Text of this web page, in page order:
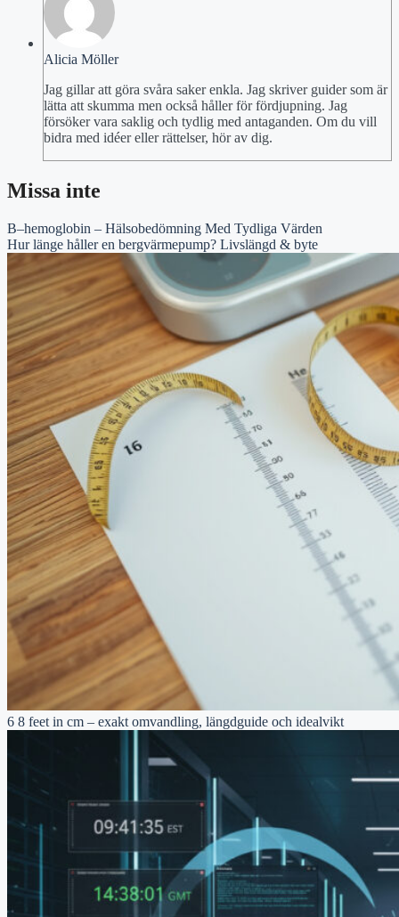
Alicia Möller
Jag gillar att göra svåra saker enkla. Jag skriver guider som är
lätta att skumma men också håller för fördjupning. Jag
försöker vara saklig och tydlig med antaganden. Om du vill
bidra med idéer eller rättelser, hör av dig.
Missa inte
B–hemoglobin – Hälsobedömning Med Tydliga Värden
Hur länge håller en bergvärmepump? Livslängd & byte
6 8 feet in cm – exakt omvandling, längdguide och idealvikt